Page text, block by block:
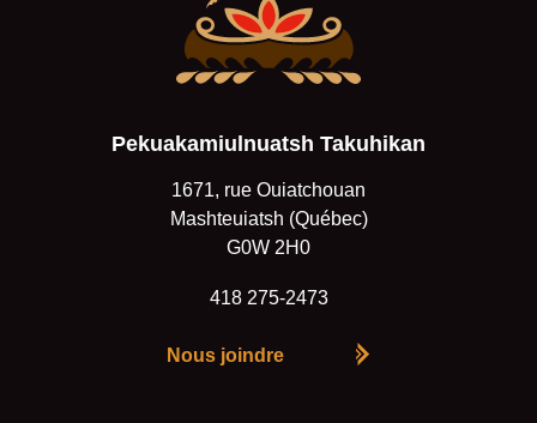
Pekuakamiulnuatsh Takuhikan
1671, rue Ouiatchouan
Mashteuiatsh (Québec)
G0W 2H0
418 275-2473
Nous joindre